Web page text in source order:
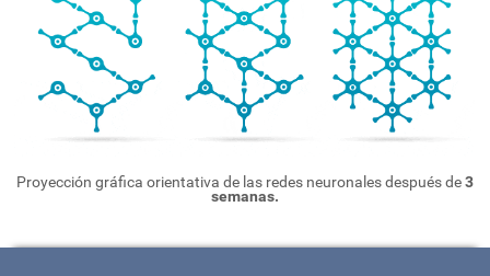
Proyección gráfica orientativa de las redes neuronales después de3
semanas.